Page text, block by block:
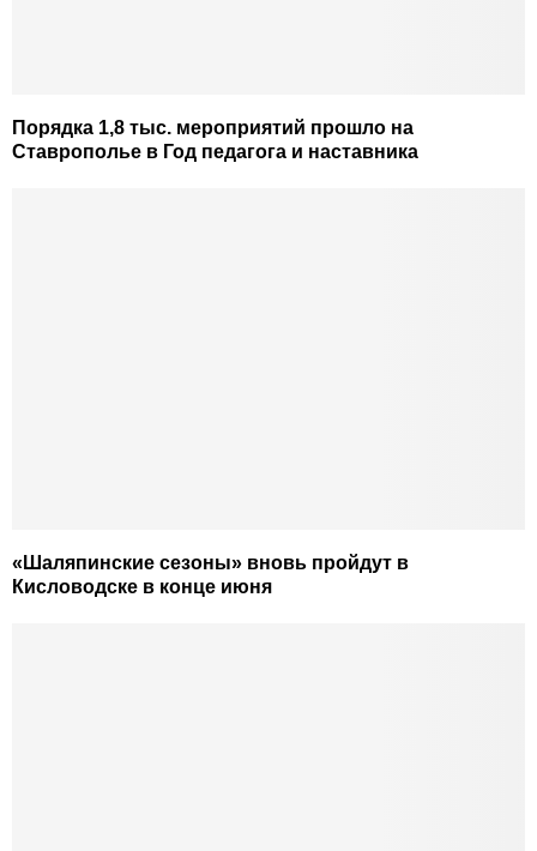
Порядка 1,8 тыс. мероприятий прошло на
Ставрополье в Год педагога и наставника
«Шаляпинские сезоны» вновь пройдут в
Кисловодске в конце июня